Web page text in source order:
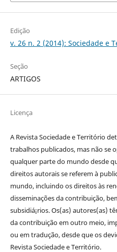
Edição
v. 26 n. 2 (2014): Sociedade e
Seção
ARTIGOS
Licença
A Revista Sociedade e Território
trabalhos publicados, mas não se
qualquer parte do mundo desde
direitos autorais se referem à
mundo, incluindo os direitos às
disseminações da contribuição,
subsidiá¡rios. Os(as) autores(as)
da contribuição em outro meio,
ou em tradução, desde que os
Revista Sociedade e Território.